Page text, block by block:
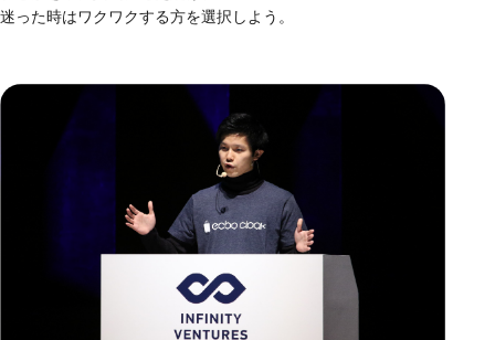
迷った時はワクワクする方を選択しよう。